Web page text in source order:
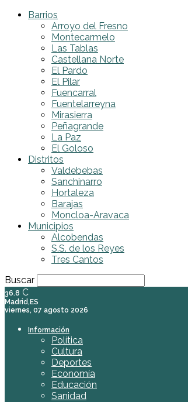
Barrios
Arroyo del Fresno
Montecarmelo
Las Tablas
Castellana Norte
El Pardo
El Pilar
Fuencarral
Fuentelarreyna
Mirasierra
Peñagrande
La Paz
El Goloso
Distritos
Valdebebas
Sanchinarro
Hortaleza
Barajas
Moncloa-Aravaca
Municipios
Alcobendas
S.S. de los Reyes
Tres Cantos
Buscar
36.8 C
Madrid,ES
viernes, 07 agosto 2026
Información
Política
Cultura
Deportes
Economía
Educación
Sanidad